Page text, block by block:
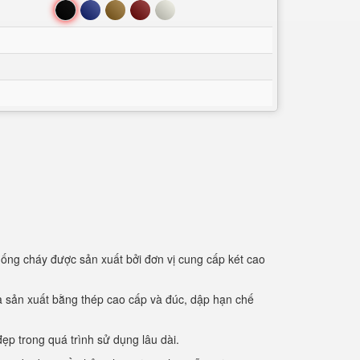
Đen Xanh Nâu Đỏ Trắng
cháy được sản xuất bởi đơn vị cung cấp két cao
xuất bằng thép cao cấp và đúc, dập hạn chế
trong quá trình sử dụng lâu dài.